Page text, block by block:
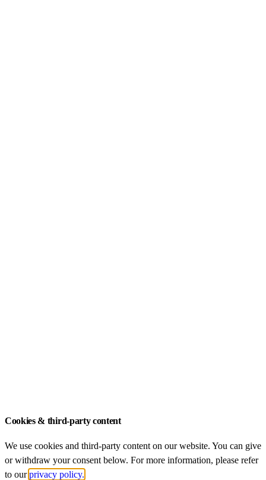
Cookies & third-party content
We use cookies and third-party content on our website. You can give
or withdraw your consent below. For more information, please refer
to ourprivacy policy.